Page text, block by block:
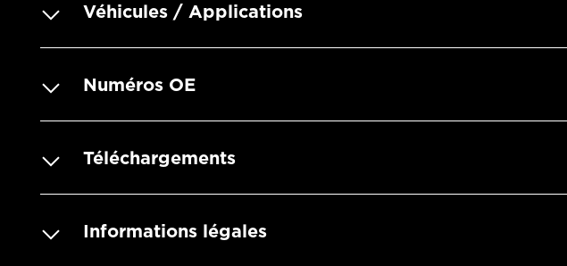
Véhicules / Applications
Numéros OE
Téléchargements
Informations légales